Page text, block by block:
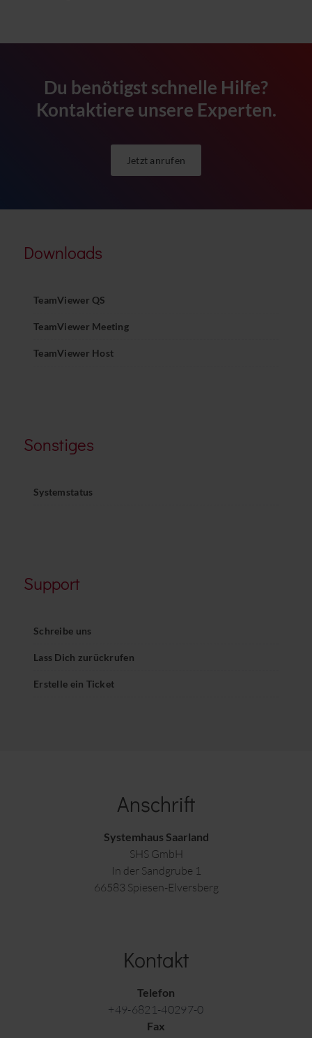
Du benötigst schnelle Hilfe?
Kontaktiere unsere Experten.
Jetzt anrufen
Downloads
TeamViewer QS
TeamViewer Meeting
TeamViewer Host
Sonstiges
Systemstatus
Support
Schreibe uns
Lass Dich zurückrufen
Erstelle ein Ticket
Anschrift
Systemhaus Saarland
SHS GmbH
In der Sandgrube 1
66583 Spiesen-Elversberg
Kontakt
Telefon
+49-6821-40297-0
Fax